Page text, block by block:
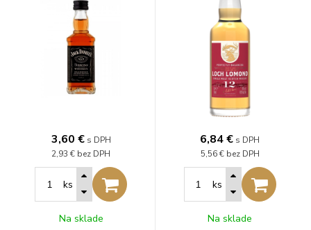
3,60 € s DPH
2,93 € bez DPH
ks
Na sklade
6,84€ s DPH
5,56 € bez DPH
ks
Na sklade